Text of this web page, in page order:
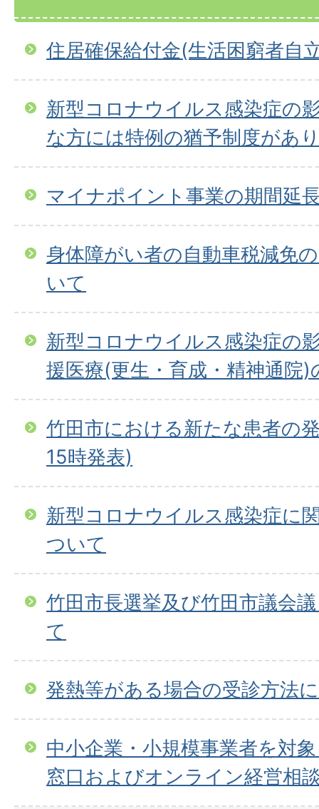
住居確保給付金(生活困窮者自
新型コロナウイルス感染症の
な方には特例の猶予制度があ
マイナポイント事業の期間延
身体障がい者の自動車税減免
いて
新型コロナウイルス感染症の
援医療(更生・育成・精神通院
竹田市における新たな患者の
15時発表)
新型コロナウイルス感染症に
ついて
竹田市長選挙及び竹田市議会
て
発熱等がある場合の受診方法
中小企業・小規模事業者を対
窓口およびオンライン経営相